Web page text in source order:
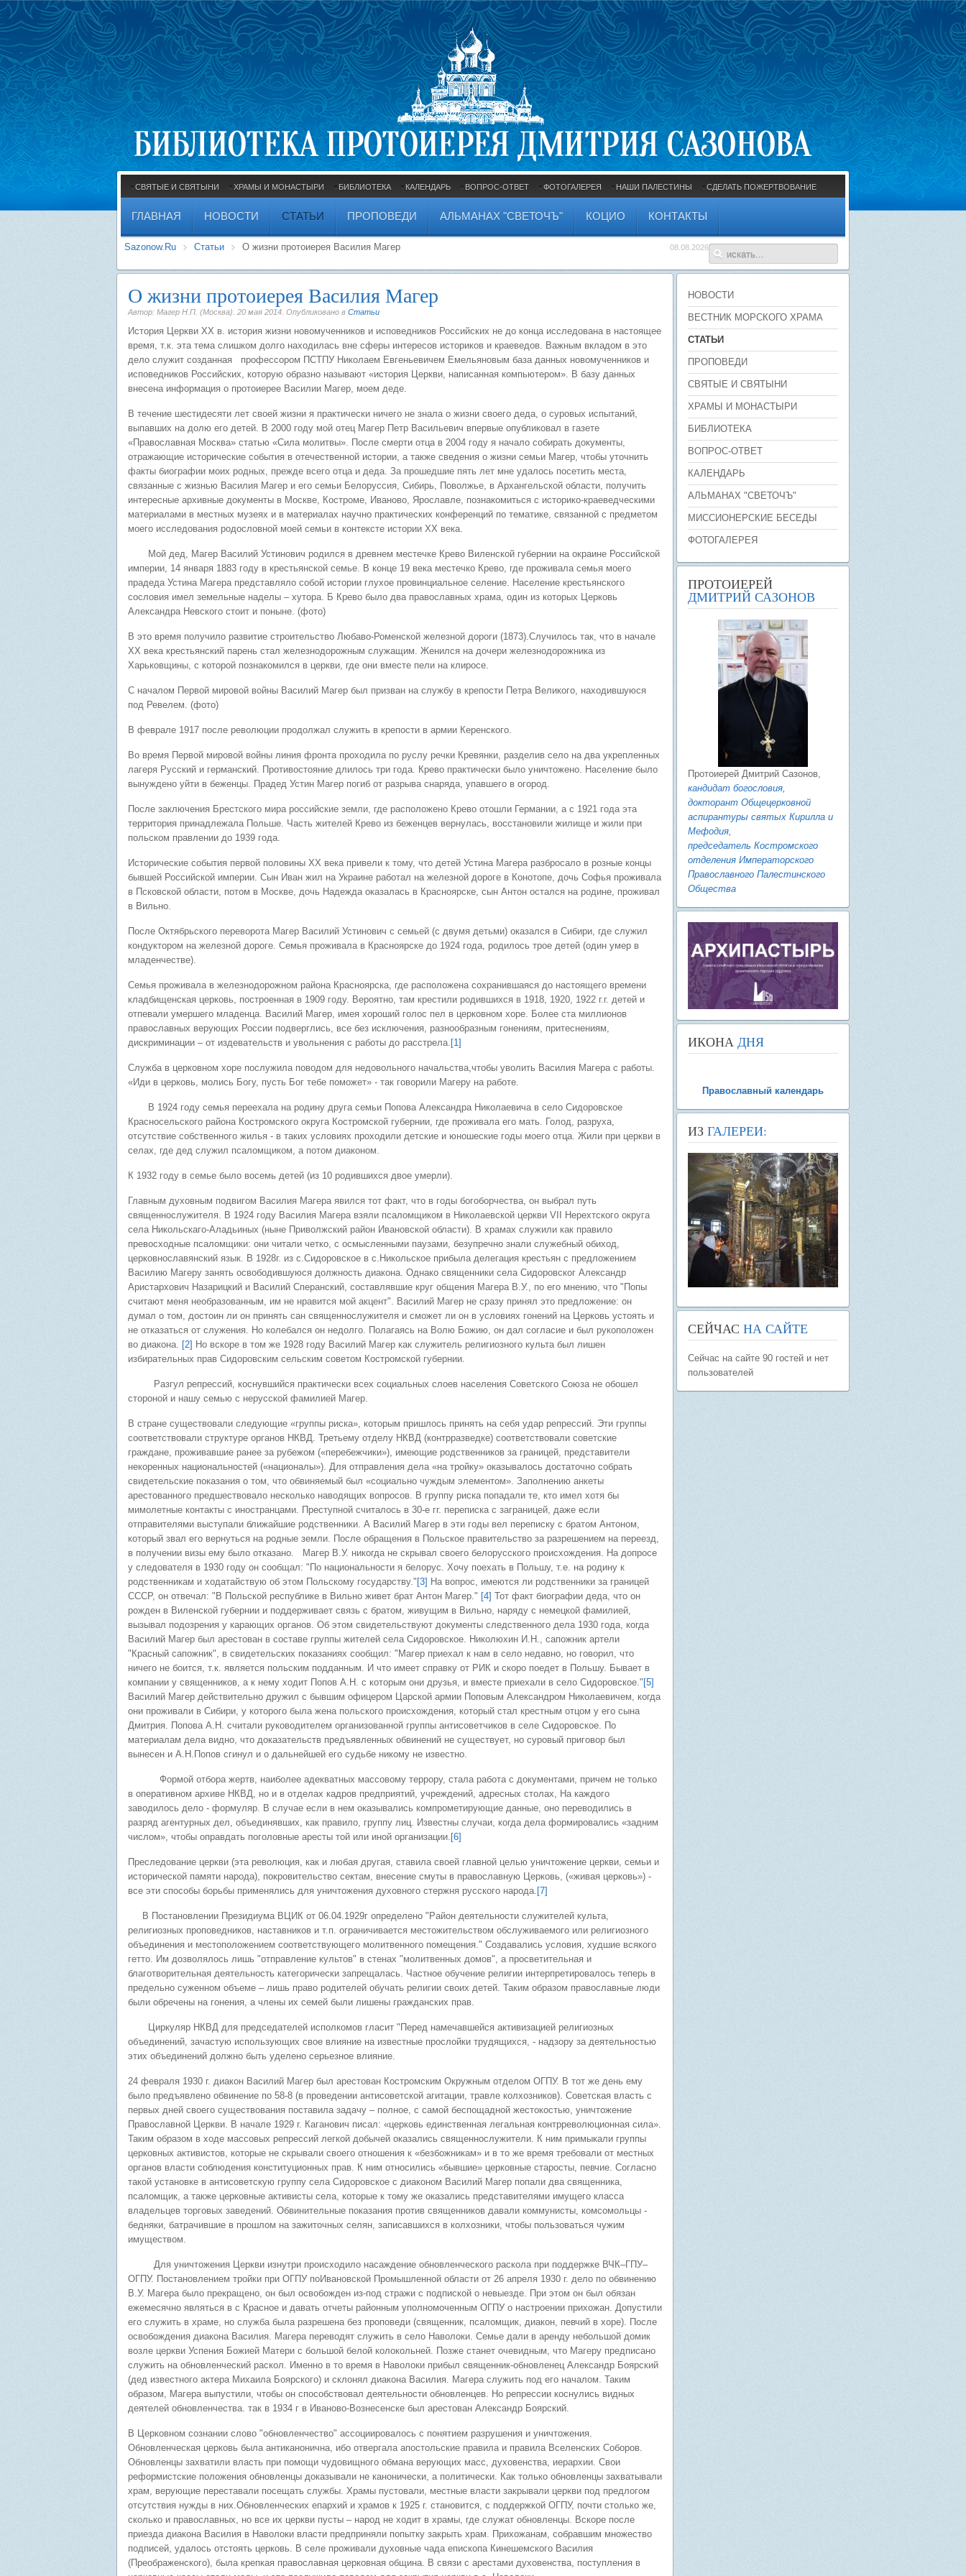
СВЯТЫЕ И СВЯТЫНИ ХРАМЫ И МОНАСТЫРИ БИБЛИОТЕКА КАЛЕНДАРЬ ВОПРОС-ОТВЕТ ФОТОГАЛЕРЕЯ НАШИ ПАЛЕСТИНЫ СДЕЛАТЬ ПОЖЕРТВОВАНИЕ
ГЛАВНАЯ НОВОСТИ СТАТЬИ ПРОПОВЕДИ АЛЬМАНАХ "СВЕТОЧЪ" КОЦИО КОНТАКТЫ
08.08.2026
Sazonow.Ru Статьи О жизни протоиерея Василия Магер
О жизни протоиерея Василия Магер
Автор: Магер Н.П. (Москва). 20 мая 2014 . Опубликовано в Статьи
История Церкви ХХ в. история жизни новомученников и исповедников Российских не до конца исследована в настоящее
время, т.к. эта тема слишком долго находилась вне сферы интересов историков и краеведов. Важным вкладом в это
дело служит созданная профессором ПСТПУ Николаем Евгеньевичем Емельяновым база данных новомученников и
исповедников Российских, которую образно называют «история Церкви, написанная компьютером». В базу данных
внесена информация о протоиерее Василии Магер, моем деде.
В течение шестидесяти лет своей жизни я практически ничего не знала о жизни своего деда, о суровых испытаний,
выпавших на долю его детей. В 2000 году мой отец Магер Петр Васильевич впервые опубликовал в газете
«Православная Москва» статью «Сила молитвы». После смерти отца в 2004 году я начало собирать документы,
отражающие исторические события в отечественной истории, а также сведения о жизни семьи Магер, чтобы уточнить
факты биографии моих родных, прежде всего отца и деда. За прошедшие пять лет мне удалось посетить места,
связанные с жизнью Василия Магер и его семьи Белоруссия, Сибирь, Поволжье, в Архангельской области, получить
интересные архивные документы в Москве, Костроме, Иваново, Ярославле, познакомиться с историко-краеведческими
материалами в местных музеях и в материалах научно практических конференций по тематике, связанной с предметом
моего исследования родословной моей семьи в контексте истории ХХ века.
Мой дед, Магер Василий Устинович родился в древнем местечке Крево Виленской губернии на окраине Российской
империи, 14 января 1883 году в крестьянской семье. В конце 19 века местечко Крево, где проживала семья моего
прадеда Устина Магера представляло собой истории глухое провинциальное селение. Население крестьянского
сословия имел земельные наделы – хутора. Б Крево было два православных храма, один из которых Церковь
Александра Невского стоит и поныне. (фото)
В это время получило развитие строительство Любаво-Роменской железной дороги (1873).Случилось так, что в начале
ХХ века крестьянский парень стал железнодорожным служащим. Женился на дочери железнодорожника из
Харьковщины, с которой познакомился в церкви, где они вместе пели на клиросе.
С началом Первой мировой войны Василий Магер был призван на службу в крепости Петра Великого, находившуюся
под Ревелем. (фото)
В феврале 1917 после революции продолжал служить в крепости в армии Керенского.
Во время Первой мировой войны линия фронта проходила по руслу речки Кревянки, разделив село на два укрепленных
лагеря Русский и германский. Противостояние длилось три года. Крево практически было уничтожено. Население было
вынуждено уйти в беженцы. Прадед Устин Магер погиб от разрыва снаряда, упавшего в огород.
После заключения Брестского мира российские земли, где расположено Крево отошли Германии, а с 1921 года эта
территория принадлежала Польше. Часть жителей Крево из беженцев вернулась, восстановили жилище и жили при
польском правлении до 1939 года.
Исторические события первой половины ХХ века привели к тому, что детей Устина Магера разбросало в розные концы
бывшей Российской империи. Сын Иван жил на Украине работал на железной дороге в Конотопе, дочь Софья проживала
в Псковской области, потом в Москве, дочь Надежда оказалась в Красноярске, сын Антон остался на родине, проживал
в Вильно.
После Октябрьского переворота Магер Василий Устинович с семьей (с двумя детьми) оказался в Сибири, где служил
кондуктором на железной дороге. Семья проживала в Красноярске до 1924 года, родилось трое детей (один умер в
младенчестве).
Семья проживала в железнодорожном района Красноярска, где расположена сохранившаяся до настоящего времени
кладбищенская церковь, построенная в 1909 году. Вероятно, там крестили родившихся в 1918, 1920, 1922 г.г. детей и
отпевали умершего младенца. Василий Магер, имея хороший голос пел в церковном хоре. Более ста миллионов
православных верующих России подверглись, все без исключения, разнообразным гонениям, притеснениям,
дискриминации – от издевательств и увольнения с работы до расстрела. [1]
Служба в церковном хоре послужила поводом для недовольного начальства,чтобы уволить Василия Магера с работы.
«Иди в церковь, молись Богу, пусть Бог тебе поможет» - так говорили Магеру на работе.
В 1924 году семья переехала на родину друга семьи Попова Александра Николаевича в село Сидоровское
Красносельского района Костромского округа Костромской губернии, где проживала его мать. Голод, разруха,
отсутствие собственного жилья - в таких условиях проходили детские и юношеские годы моего отца. Жили при церкви в
селах, где дед служил псаломщиком, а потом диаконом.
К 1932 году в семье было восемь детей (из 10 родившихся двое умерли).
Главным духовным подвигом Василия Магера явился тот факт, что в годы богоборчества, он выбрал путь
священнослужителя. В 1924 году Василия Магера взяли псаломщиком в Николаевской церкви VII Нерехтского округа
села Никольскаго-Аладьиных (ныне Приволжский район Ивановской области). В храмах служили как правило
превосходные псаломщики: они читали четко, с осмысленными паузами, безупречно знали служебный обиход,
церковнославянский язык. В 1928г. из с.Сидоровское в с.Никольское прибыла делегация крестьян с предложением
Василию Магеру занять освободившуюся должность диакона. Однако священники села Сидоровског Александр
Аристархович Назарицкий и Василий Сперанский, составлявшие круг общения Магера В.У., по его мнению, что "Попы
считают меня необразованным, им не нравится мой акцент". Василий Магер не сразу принял это предложение: он
думал о том, достоин ли он принять сан священнослужителя и сможет ли он в условиях гонений на Церковь устоять и
не отказаться от служения. Но колебался он недолго. Полагаясь на Волю Божию, он дал согласие и был рукоположен
во диакона. [2] Но вскоре в том же 1928 году Василий Магер как служитель религиозного культа был лишен
избирательных прав Сидоровским сельским советом Костромской губернии.
Разгул репрессий, коснувшийся практически всех социальных слоев населения Советского Союза не обошел
стороной и нашу семью с нерусской фамилией Магер.
В стране существовали следующие «группы риска», которым пришлось принять на себя удар репрессий. Эти группы
соответствовали структуре органов НКВД. Третьему отделу НКВД (контрразведке) соответствовали советские
граждане, проживавшие ранее за рубежом («перебежчики»), имеющие родственников за границей, представители
некоренных национальностей («националы»). Для отправления дела «на тройку» оказывалось достаточно собрать
свидетельские показания о том, что обвиняемый был «социально чуждым элементом». Заполнению анкеты
арестованного предшествовало несколько наводящих вопросов. В группу риска попадали те, кто имел хотя бы
мимолетные контакты с иностранцами. Преступной считалось в 30-е гг. переписка с заграницей, даже если
отправителями выступали ближайшие родственники. А Василий Магер в эти годы вел переписку с братом Антоном,
который звал его вернуться на родные земли. После обращения в Польское правительство за разрешением на переезд,
в получении визы ему было отказано. Магер В.У. никогда не скрывал своего белорусского происхождения. На допросе
у следователя в 1930 году он сообщал: "По национальности я белорус. Хочу поехать в Польшу, т.е. на родину к
родственникам и ходатайствую об этом Польскому государству." [3] На вопрос, имеются ли родственники за границей
СССР, он отвечал: "В Польской республике в Вильно живет брат Антон Магер." [4] Тот факт биографии деда, что он
рожден в Виленской губернии и поддерживает связь с братом, живущим в Вильно, наряду с немецкой фамилией,
вызывал подозрения у карающих органов. Об этом свидетельствуют документы следственного дела 1930 года, когда
Василий Магер был арестован в составе группы жителей села Сидоровское. Николюхин И.Н., сапожник артели
"Красный сапожник", в свидетельских показаниях сообщил: "Магер приехал к нам в село недавно, но говорил, что
ничего не боится, т.к. является польским подданным. И что имеет справку от РИК и скоро поедет в Польшу. Бывает в
компании у священников, а к нему ходит Попов А.Н. с которым они друзья, и вместе приехали в село Сидоровское." [5]
Василий Магер действительно дружил с бывшим офицером Царской армии Поповым Александром Николаевичем, когда
они проживали в Сибири, у которого была жена польского происхождения, который стал крестным отцом у его сына
Дмитрия. Попова А.Н. считали руководителем организованной группы антисоветчиков в селе Сидоровское. По
материалам дела видно, что доказательств предъявленных обвинений не существует, но суровый приговор был
вынесен и А.Н.Попов сгинул и о дальнейшей его судьбе никому не известно.
Формой отбора жертв, наиболее адекватных массовому террору, стала работа с документами, причем не только
в оперативном архиве НКВД, но и в отделах кадров предприятий, учреждений, адресных столах, На каждого
заводилось дело - формуляр. В случае если в нем оказывались компрометирующие данные, оно переводились в
разряд агентурных дел, объединявших, как правило, группу лиц. Известны случаи, когда дела формировались «задним
числом», чтобы оправдать поголовные аресты той или иной организации. [6]
Преследование церкви (эта революция, как и любая другая, ставила своей главной целью уничтожение церкви, семьи и
исторической памяти народа), покровительство сектам, внесение смуты в православную Церковь, («живая церковь») -
все эти способы борьбы применялись для уничтожения духовного стержня русского народа. [7]
В Постановлении Президиума ВЦИК от 06.04.1929г определено "Район деятельности служителей культа,
религиозных проповедников, наставников и т.п. ограничивается местожительством обслуживаемого или религиозного
объединения и местоположением соответствующего молитвенного помещения." Создавались условия, худшие всякого
гетто. Им дозволялось лишь "отправление культов" в стенах "молитвенных домов", а просветительная и
благотворительная деятельность категорически запрещалась. Частное обучение религии интерпретировалось теперь в
предельно суженном объеме – лишь право родителей обучать религии своих детей. Таким образом православные люди
были обречены на гонения, а члены их семей были лишены гражданских прав.
Циркуляр НКВД для председателей исполкомов гласит "Перед намечавшейся активизацией религиозных
объединений, зачастую использующих свое влияние на известные прослойки трудящихся, - надзору за деятельностью
этих объединений должно быть уделено серьезное влияние.
24 февраля 1930 г. диакон Василий Магер был арестован Костромским Окружным отделом ОГПУ. В тот же день ему
было предъявлено обвинение по 58-8 (в проведении антисоветской агитации, травле колхозников). Советская власть с
первых дней своего существования поставила задачу – полное, с самой беспощадной жестокостью, уничтожение
Православной Церкви. В начале 1929 г. Каганович писал: «церковь единственная легальная контрреволюционная сила».
Таким образом в ходе массовых репрессий легкой добычей оказались священнослужители. К ним примыкали группы
церковных активистов, которые не скрывали своего отношения к «безбожникам» и в то же время требовали от местных
органов власти соблюдения конституционных прав. К ним относились «бывшие» церковные старосты, певчие. Согласно
такой установке в антисоветскую группу села Сидоровское с диаконом Василий Магер попали два священника,
псаломщик, а также церковные активисты села, которые к тому же оказались представителями имущего класса
владельцев торговых заведений. Обвинительные показания против священников давали коммунисты, комсомольцы -
бедняки, батрачившие в прошлом на зажиточных селян, записавшихся в колхозники, чтобы пользоваться чужим
имуществом.
Для уничтожения Церкви изнутри происходило насаждение обновленческого раскола при поддержке ВЧК–ГПУ–
ОГПУ. Постановлением тройки при ОГПУ поИвановской Промышленной области от 26 апреля 1930 г. дело по обвинению
В.У. Магера было прекращено, он был освобожден из-под стражи с подпиской о невыезде. При этом он был обязан
ежемесячно являться в с Красное и давать отчеты районным уполномоченным ОГПУ о настроении прихожан. Допустили
его служить в храме, но служба была разрешена без проповеди (священник, псаломщик, диакон, певчий в хоре). После
освобождения диакона Василия. Магера переводят служить в село Наволоки. Семье дали в аренду небольшой домик
возле церкви Успения Божией Матери с большой белой колокольней. Позже станет очевидным, что Магеру предписано
служить на обновленческий раскол. Именно в то время в Наволоки прибыл священник-обновленец Александр Боярский
(дед известного актера Михаила Боярского) и склонял диакона Василия. Магера служить под его началом. Таким
образом, Магера выпустили, чтобы он способствовал деятельности обновленцев. Но репрессии коснулись видных
деятелей обновленчества. так в 1934 г в Иваново-Вознесенске был арестован Александр Боярский.
В Церковном сознании слово "обновленчество" ассоциировалось с понятием разрушения и уничтожения.
Обновленческая церковь была антиканонична, ибо отвергала апостольские правила и правила Вселенских Соборов.
Обновленцы захватили власть при помощи чудовищного обмана верующих масс, духовенства, иерархии. Свои
реформистские положения обновленцы доказывали не канонически, а политически. Как только обновленцы захватывали
храм, верующие переставали посещать службы. Храмы пустовали, местные власти закрывали церкви под предлогом
отсутствия нужды в них.Обновленческих епархий и храмов к 1925 г. становится, с поддержкой ОГПУ, почти столько же,
сколько и православных, но все их церкви пусты – народ не ходит в храмы, где служат обновленцы. Вскоре после
приезда диакона Василия в Наволоки власти предприняли попытку закрыть храм. Прихожанам, собравшим множество
подписей, удалось отстоять церковь. В селе проживали духовные чада епископа Кинешемского Василия
(Преображенского), была крепкая православная церковная община. В связи с арестами духовенства, поступления в
НОВОСТИ
ВЕСТНИК МОРСКОГО ХРАМА
СТАТЬИ
ПРОПОВЕДИ
СВЯТЫЕ И СВЯТЫНИ
ХРАМЫ И МОНАСТЫРИ
БИБЛИОТЕКА
ВОПРОС-ОТВЕТ
КАЛЕНДАРЬ
АЛЬМАНАХ "СВЕТОЧЪ"
МИССИОНЕРСКИЕ БЕСЕДЫ
ФОТОГАЛЕРЕЯ
ПРОТОИЕРЕЙ
ДМИТРИЙ САЗОНОВ
Протоиерей Дмитрий Сазонов,
кандидат богословия,
докторант Общецерковной
аспирантуры святых Кирилла и
Мефодия,
председатель Костромского
отделения Императорского
Православного Палестинского
Общества
ИКОНА ДНЯ
Православный календарь
ИЗ ГАЛЕРЕИ:
СЕЙЧАС НА САЙТЕ
Сейчас на сайте 90 гостей и нет
пользователей